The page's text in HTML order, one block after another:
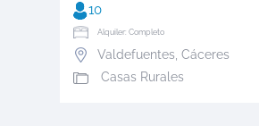
10
Alquiler: Completo
Valdefuentes, Cáceres
Casas Rurales